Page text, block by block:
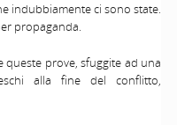
indubbiamente ci sono state.
propaganda.
queste prove, sfuggite ad una
alla fine del conflitto,